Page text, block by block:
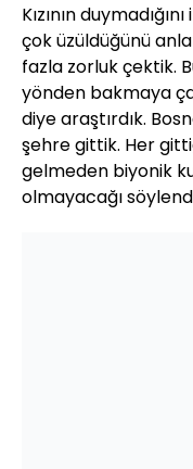
Kızının
çok üzüldüğünü
fazla zorluk çektik.
yönden bakmaya
diye araştırdık.
şehre gittik. Her
gelmeden biyonik
olmayacağı